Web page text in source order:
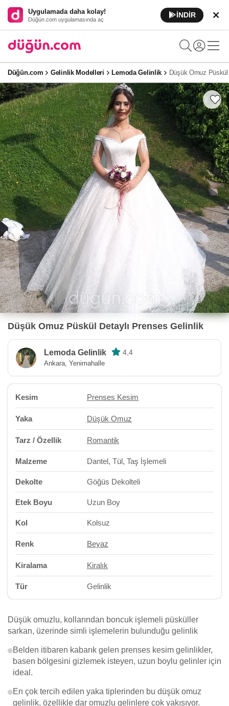
Uygulamada daha kolay!
Düğün.com uygulamasında aç
İNDİR
Düğün.com Gelinlik Modelleri Lemoda Gelinlik Düşük Omuz
Düşük Omuz Püskül Detaylı Prenses Gelinlik
Lemoda Gelinlik 4,4
Ankara, Yenimahalle
Kesim Prenses Kesim
Yaka Düşük Omuz
Tarz / Özellik Romantik
Malzeme Dantel, Tül, Taş İşlemeli
Dekolte Göğüs Dekolteli
Etek Boyu Uzun Boy
Kol Kolsuz
Renk Beyaz
Kiralama Kiralık
Tür Gelinlik
Düşük omuzlu, kollarından boncuk işlemeli püsküller
sarkan, üzerinde simli işlemelerin bulunduğu gelinlik
Belden itibaren kabarık gelen prenses kesim gelinlikler,
basen bölgesini gizlemek isteyen, uzun boylu gelinler için
ideal.
En çok tercih edilen yaka tiplerinden bu düşük omuz
gelinlik, özellikle dar omuzlu gelinlere çok yakışıyor.